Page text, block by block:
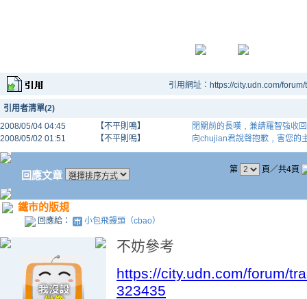
引用網址：https://city.udn.com/
引用者清單(2)
2008/05/04 04:45
【不平則鳴】
閉關前的長嘆﹐兼請羅智強收
2008/05/02 01:51
【不平則鳴】 向chujian君說聲抱歉﹐害您的
回應文章 第 頁／共4頁
鐵市的版規
回應給： 小包飛饅頭（cbao）
不妨參考
https://city.udn.com/forum/
323435